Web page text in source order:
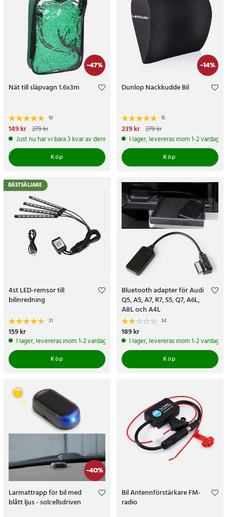
-47%
Nät till släpvagn 1.6x3m
10
Nuvarande pris
pris:279 kr
149 kr 279 kr
Just nu har vi bara 3 kvar av denna produkt
Köp
-14%
Dunlop Nackkudde Bil
15
Nuvarande pris
pris:279 kr
239 kr 279 kr
I lager, levereras inom 1-2 vardagar
Köp
BÄSTSÄLJARE
4st LED-remsor till
bilinredning
31
Pris:159 kr
159 kr
I lager, levereras inom 1-2 vardagar
Köp
Bluetooth adapter för Audi
Q5, A5, A7, R7, S5, Q7, A6L,
A8L och A4L
34
Pris:189 kr
189 kr
I lager, levereras inom 1-2 vardagar
Köp
-40%
Larmattrapp för bil med
blått ljus - solcellsdriven
Bil Antennförstärkare FM-
radio